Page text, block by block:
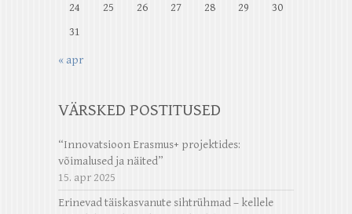
24
25 26 27 28 29
30
31
« apr
VÄRSKED POSTITUSED
“Innovatsioon Erasmus+ projektides:
võimalused ja näited”
15. apr 2025
Erinevad täiskasvanute sihtrühmad – kellele